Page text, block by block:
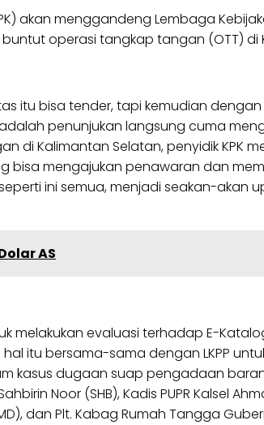
akan menggandeng Lembaga
operasi tangkap tangan (OTT) di
itu bisa tender, tapi kemudian
penunjukan langsung cuma
di Kalimantan Selatan, penyidik KPK
mengajukan penawaran dan
ini semua, menjadi seakan-
AS
melakukan evaluasi terhadap E-
itu bersama-sama dengan LKPP
kasus dugaan suap pengadaan
Noor (SHB), Kadis PUPR Kalsel
dan Plt. Kabag Rumah Tangga